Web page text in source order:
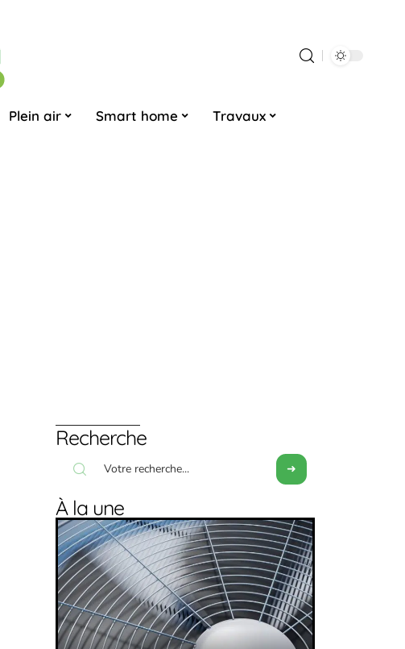
Plein air Smart home Travaux
Recherche
À la une